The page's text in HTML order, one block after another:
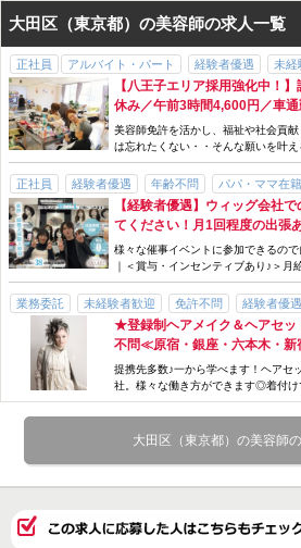
大田区（東京都）の美容師の求人一覧
正社員 アルバイト・パート 経験者優遇 未経
WワークOK
ノルマなし 服装自由 主婦・主
髪型・髪色自由
40代以上活躍できる 交通費支
研修制度あり
外部講習費負担 社員登用あり
独立支援制度あり
土日休みOK 週1日～ 18
【八王子エリア採用強化中！
休み／午前3時間4,600円／車
OK！午前中保障あり◎サロン
美容師免許を活かし、福祉や社会貢
は忘れたくない・・そんな願いを叶
正社員 経験者優遇 年齢不問 パパ・ママ在籍
交通費支給
社会保険完備 賞与・ボーナスあり
手当充実
研修制度あり 急募 百貨店・商業
資格なしOK
免許不問
【経験者優遇】ウィッグ会社
てください！月1回程度の出張
出逢いも楽しい★『関東エリア
ウィッグをご案内するお仕事◎
「施術なし！」手荒れの心配あ
様々な催事イベントに参加できるので
｜＜賞与・インセンティブあり♪＞月
定企業ならではの好待遇！
業務委託 未経験者歓迎 免許不問 経験者優遇
勤務時間・曜日応相談
急募 駅チカ
★登録制ヘアメイク＆ヘアセ
不問≪原宿・銀座・六本木・新
宮・千葉・船橋≫★マネージ
提携先多数♪一から学べます！ヘアセ
社。様々な働き方ができます◎着付け
催☆新卒歓迎◎マネージャー大募集♪
大田区（東京都）の美容師